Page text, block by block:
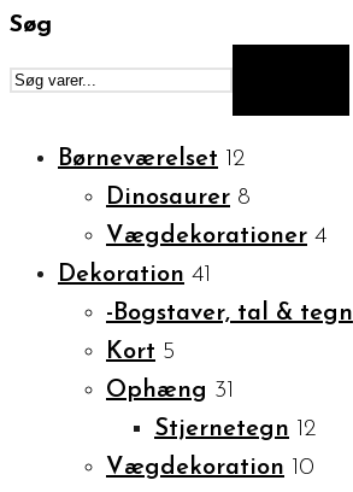
Søg
Børneværelset 12
Dinosaurer 8
Vægdekorationer 4
Dekoration 41
-Bogstaver, tal & tegn
Kort 5
Ophæng 31
Stjernetegn 12
Vægdekoration 10